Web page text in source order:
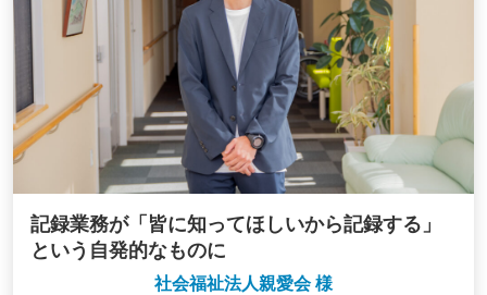
記録業務が「皆に知ってほしいから記録する」
という自発的なものに
社会福祉法人親愛会 様